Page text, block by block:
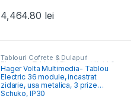
4,464.80 lei
Tablouri Cofrete & Dulapuri
Electrice ,Tablouri Electrice Hibrid &
Multimedia
Hager Volta Multimedia- Tablou
Electric 36 module, incastrat
zidarie, usa metalica, 3 prize
Schuko, IP30